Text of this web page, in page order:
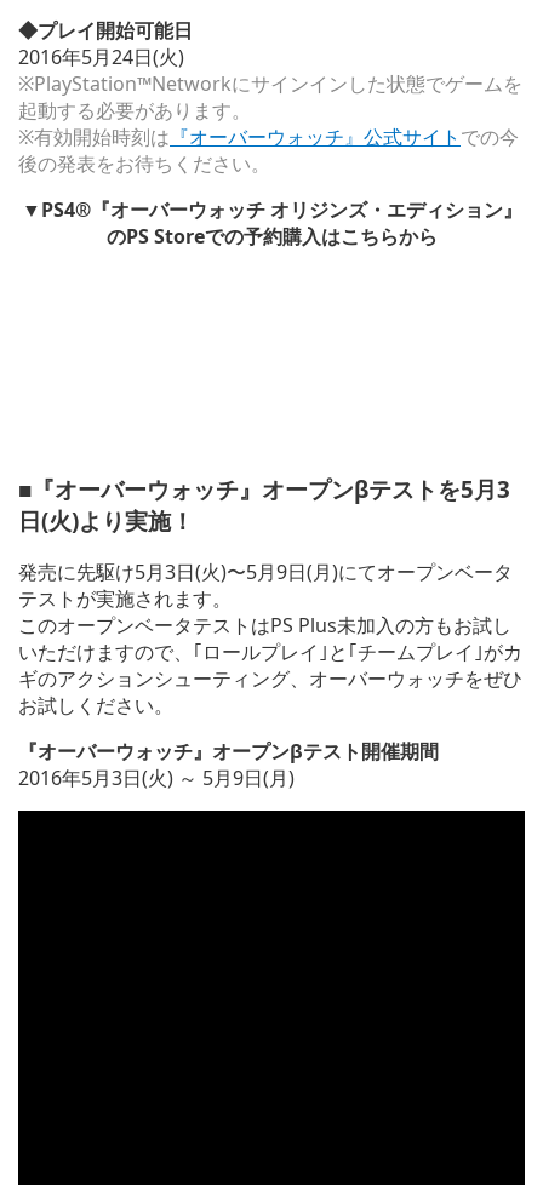
◆プレイ開始可能日
2016年5月24日(火)
※PlayStation™Networkにサインインした状態でゲームを
起動する必要があります。
※有効開始時刻は 『オーバーウォッチ』公式サイト での今
後の発表をお待ちください。
▼PS4®『オーバーウォッチ オリジンズ・エディション』
のPS Storeでの予約購入はこちらから
■『オーバーウォッチ』オープンβテストを5月3
日(火)より実施！
発売に先駆け5月3日(火)〜5月9日(月)にてオープンベータ
テストが実施されます。
このオープンベータテストはPS Plus未加入の方もお試し
いただけますので、｢ロールプレイ｣と｢チームプレイ｣がカ
ギのアクションシューティング、オーバーウォッチをぜひ
お試しください。
『オーバーウォッチ』オープンβテスト開催期間
2016年5月3日(火) ～ 5月9日(月)